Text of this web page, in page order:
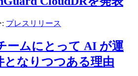
: プレスリリース
ームにとって AI が運
となりつつある理由